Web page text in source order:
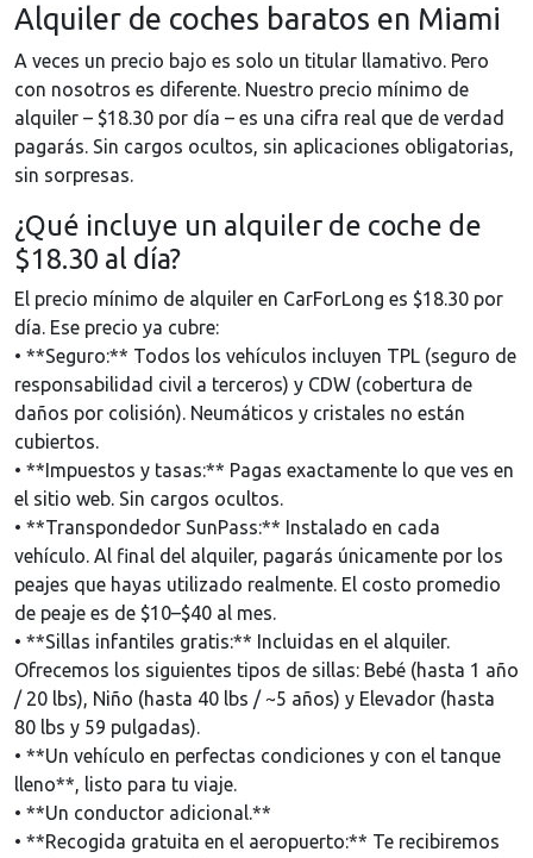
Alquiler de coches baratos en Miami
A veces un precio bajo es solo un titular llamativo. Pero
con nosotros es diferente. Nuestro precio mínimo de
alquiler – $18.30 por día – es una cifra real que de verdad
pagarás. Sin cargos ocultos, sin aplicaciones obligatorias,
sin sorpresas.
¿Qué incluye un alquiler de coche de
$18.30 al día?
El precio mínimo de alquiler en CarForLong es $18.30 por
día. Ese precio ya cubre:
• **Seguro:** Todos los vehículos incluyen TPL (seguro de
responsabilidad civil a terceros) y CDW (cobertura de
daños por colisión). Neumáticos y cristales no están
cubiertos.
• **Impuestos y tasas:** Pagas exactamente lo que ves en
el sitio web. Sin cargos ocultos.
• **Transpondedor SunPass:** Instalado en cada
vehículo. Al final del alquiler, pagarás únicamente por los
peajes que hayas utilizado realmente. El costo promedio
de peaje es de $10–$40 al mes.
• **Sillas infantiles gratis:** Incluidas en el alquiler.
Ofrecemos los siguientes tipos de sillas: Bebé (hasta 1 año
/ 20 lbs), Niño (hasta 40 lbs / ~5 años) y Elevador (hasta
80 lbs y 59 pulgadas).
• **Un vehículo en perfectas condiciones y con el tanque
lleno**, listo para tu viaje.
• **Un conductor adicional.**
• **Recogida gratuita en el aeropuerto:** Te recibiremos